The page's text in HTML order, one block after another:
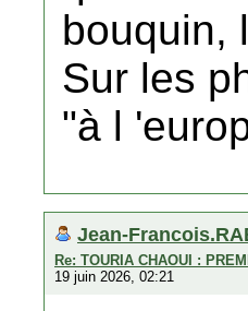
bouquin,
Sur les
"à l
Jean-
Re: TOURIA CHAOUI :
19 juin 2026, 02:21